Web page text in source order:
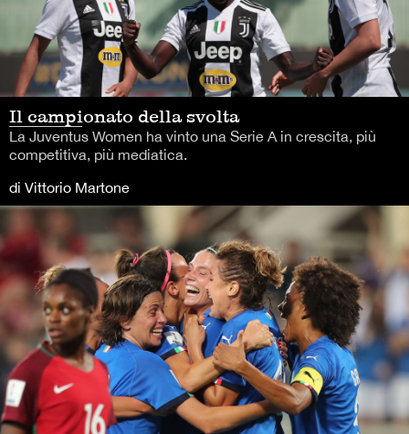
Il campionato della svolta
La Juventus Women ha vinto una Serie A in crescita, più
competitiva, più mediatica.
di Vittorio Martone